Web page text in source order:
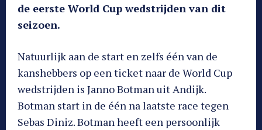
de eerste World Cup wedstrijden van dit
seizoen.
Natuurlijk aan de start en zelfs één van de
kanshebbers op een ticket naar de World Cup
wedstrijden is Janno Botman uit Andijk.
Botman start in de één na laatste race tegen
Sebas Diniz. Botman heeft een persoonlijk